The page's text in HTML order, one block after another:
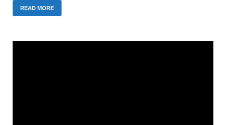
READ MORE